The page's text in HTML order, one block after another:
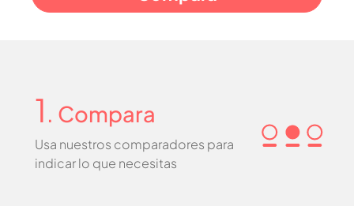
1 . Compara
Usa nuestros comparadores para
indicar lo que necesitas